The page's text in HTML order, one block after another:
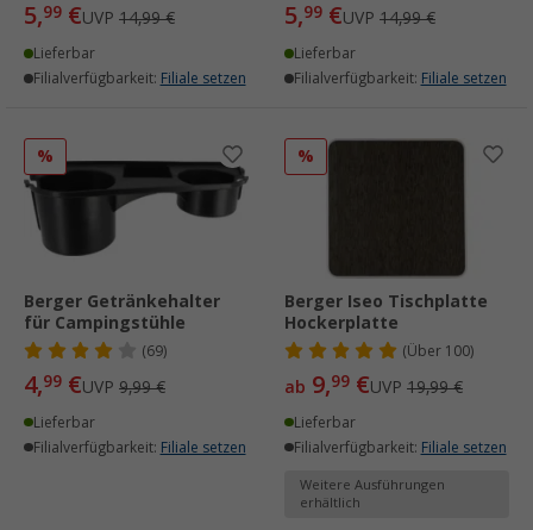
5,99 €UVP 14,99 €
Lieferbar
Filialverfügbarkeit: Filiale setzen
5,99 €UVP 14,99 €
Lieferbar
Filialverfügbarkeit: Filiale setzen
%
Berger Getränkehalter
für Campingstühle
(69)
4,99 €UVP 9,99 €
Lieferbar
Filialverfügbarkeit: Filiale setzen
%
Berger Iseo Tischplatte
Hockerplatte
(Über100)
ab 9,99 €UVP 19,99 €
Lieferbar
Filialverfügbarkeit: Filiale setzen
Weitere Ausführungen
erhältlich